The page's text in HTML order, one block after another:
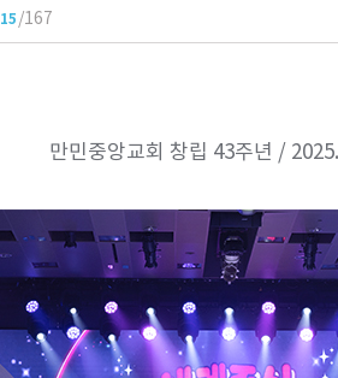
15/167
만민중앙교회 창립 43주년 /